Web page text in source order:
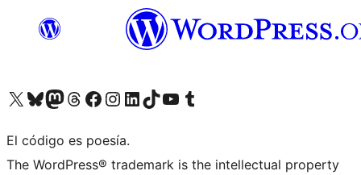
Visita nuestra cuenta de X (anteriormente Twitter)
Visita nuestra cuenta de Bluesky
Visita nuestra cuenta de Mastodon
Visita nuestra cuenta de Threads
Visita nuestra página de Facebook
Visita nuestra cuenta de Instagram
Visita nuestra cuenta de LinkedIn
Visita nuestra cuenta de TikTok
Visita nuestro canal de YouTube
Visita nuestra cuenta de Tumblr
El código es poesía.
The WordPress® trademark is the intellectual property